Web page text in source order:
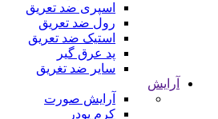
اسپری ضد تعریق
رول ضد تعریق
استیک ضد تعریق
پد عرق گیر
سایر ضد تغریق
آرایش
آرایش صورت
کرم پودر